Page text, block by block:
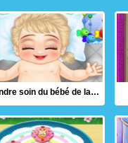
Prendre soin du bébé de la Reine des Neiges